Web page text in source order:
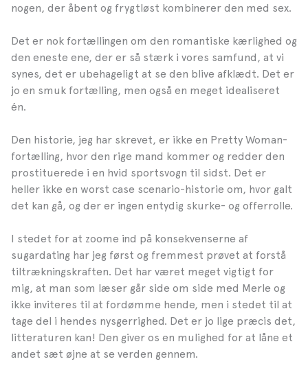
nogen, der åbent og frygtløst kombinerer den med sex.
Det er nok fortællingen om den romantiske kærlighed og
den eneste ene, der er så stærk i vores samfund, at vi
synes, det er ubehageligt at se den blive afklædt. Det er
jo en smuk fortælling, men også en meget idealiseret
én.
Den historie, jeg har skrevet, er ikke en Pretty Woman-
fortælling, hvor den rige mand kommer og redder den
prostituerede i en hvid sportsvogn til sidst. Det er
heller ikke en worst case scenario-historie om, hvor galt
det kan gå, og der er ingen entydig skurke- og offerrolle.
I stedet for at zoome ind på konsekvenserne af
sugardating har jeg først og fremmest prøvet at forstå
tiltrækningskraften. Det har været meget vigtigt for
mig, at man som læser går side om side med Merle og
ikke inviteres til at fordømme hende, men i stedet til at
tage del i hendes nysgerrighed. Det er jo lige præcis det,
litteraturen kan! Den giver os en mulighed for at låne et
andet sæt øjne at se verden gennem.